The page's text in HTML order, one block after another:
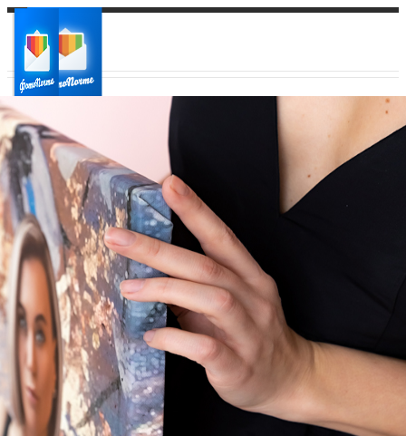
Ваш город:
Ваш регион доставки
Выберите из списка: